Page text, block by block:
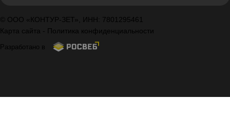
© ООО «КОНТУР-ЗЕТ», ИНН: 7801295461
Карта сайта - Политика конфиденциальности
Разработано в